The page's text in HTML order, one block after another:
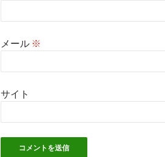
メール ※
サイト